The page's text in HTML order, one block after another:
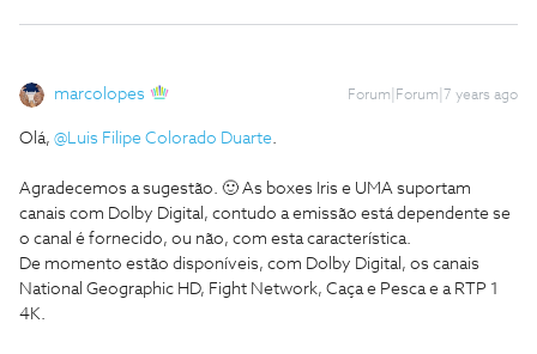
marcolopes Forum|Forum|7 years ago
Olá, @Luis Filipe Colorado Duarte
Agradecemos a sugestão. 🙂 As boxes Iris e UMA suportam
canais com Dolby Digital, contudo a emissão está dependente se
o canal é fornecido, ou não, com esta característica.
De momento estão disponíveis, com Dolby Digital, os canais
National Geographic HD, Fight Network, Caça e Pesca e a RTP 1
4K.